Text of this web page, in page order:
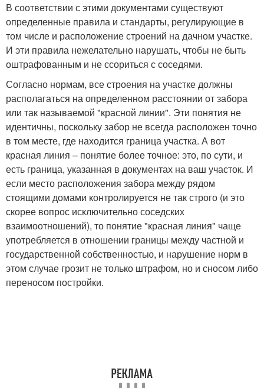
В соответствии с этими документами существуют
определенные правила и стандарты, регулирующие в
том числе и расположение строений на дачном участке.
И эти правила нежелательно нарушать, чтобы не быть
оштрафованным и не ссориться с соседями.
Согласно нормам, все строения на участке должны
располагаться на определенном расстоянии от забора
или так называемой "красной линии". Эти понятия не
идентичны, поскольку забор не всегда расположен точно
в том месте, где находится граница участка. А вот
красная линия – понятие более точное: это, по сути, и
есть граница, указанная в документах на ваш участок. И
если место расположения забора между рядом
стоящими домами контролируется не так строго (и это
скорее вопрос исключительно соседских
взаимоотношений), то понятие "красная линия" чаще
употребляется в отношении границы между частной и
государственной собственностью, и нарушение норм в
этом случае грозит не только штрафом, но и сносом либо
переносом постройки.